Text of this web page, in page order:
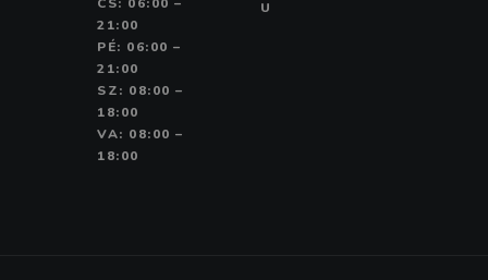
CS: 06:00 –
21:00
PÉ: 06:00 –
21:00
SZ: 08:00 –
18:00
VA: 08:00 –
18:00
U